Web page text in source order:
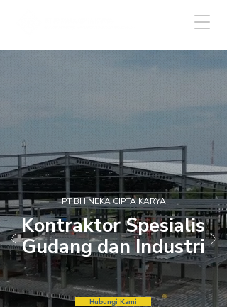
PT BHINEKA CIPTA KARYA
Kontraktor Spesialis
Gudang dan Industri
Hubungi Kami